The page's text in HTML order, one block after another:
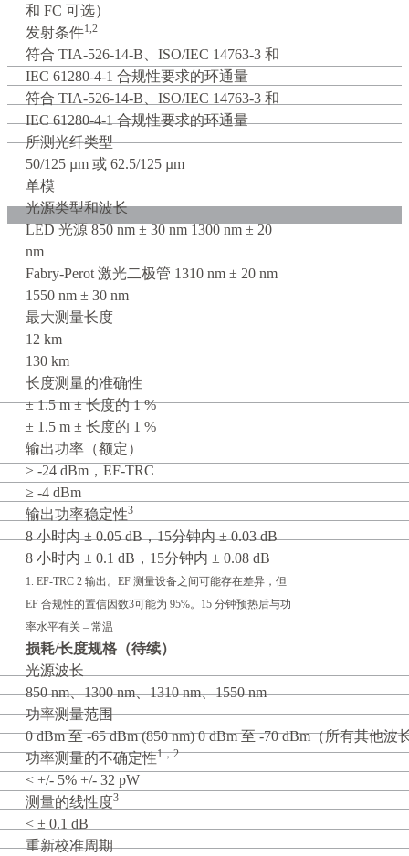
和 FC 可选）
发射条件1,2
符合 TIA-526-14-B、ISO/IEC 14763-3 和
IEC 61280-4-1 合规性要求的环通量
符合 TIA-526-14-B、ISO/IEC 14763-3 和
IEC 61280-4-1 合规性要求的环通量
所测光纤类型
50/125 µm 或 62.5/125 µm
单模
光源类型和波长
LED 光源 850 nm ± 30 nm 1300 nm ± 20
nm
Fabry-Perot 激光二极管 1310 nm ± 20 nm
1550 nm ± 30 nm
最大测量长度
12 km
130 km
长度测量的准确性
± 1.5 m ± 长度的 1 %
± 1.5 m ± 长度的 1 %
输出功率（额定）
≥ -24 dBm，EF-TRC
≥ -4 dBm
输出功率稳定性3
8 小时内 ± 0.05 dB，15分钟内 ± 0.03 dB
8 小时内 ± 0.1 dB，15分钟内 ± 0.08 dB
1. EF-TRC 2 输出。EF 测量设备之间可能存在差异，但
EF 合规性的置信因数3可能为 95%。15 分钟预热后与功
率水平有关 – 常温
损耗/长度规格（待续）
光源波长
850 nm、1300 nm、1310 nm、1550 nm
功率测量范围
0 dBm 至 -65 dBm (850 nm) 0 dBm 至 -70 dBm（所有其他波
功率测量的不确定性1，2
< +/- 5% +/- 32 pW
测量的线性度3
< ± 0.1 dB
重新校准周期